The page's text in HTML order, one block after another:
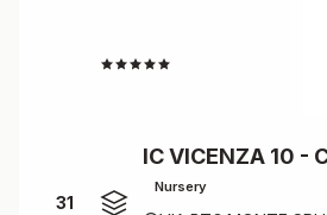
31
IC VICENZA 10 -
Nursery